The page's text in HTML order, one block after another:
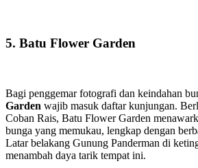
5. Batu Flower Garden
Bagi penggemar fotografi dan keindahan
Garden wajib masuk daftar kunjungan.
Coban Rais, Batu Flower Garden
bunga yang memukau, lengkap dengan
Latar belakang Gunung Panderman di
menambah daya tarik tempat ini.